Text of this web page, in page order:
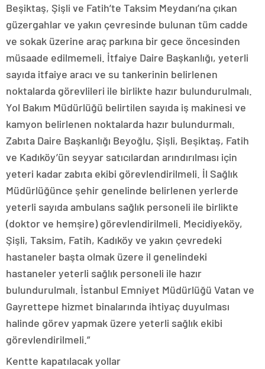
Beşiktaş, Şişli ve Fatih’te Taksim Meydanı’na çıkan
güzergahlar ve yakın çevresinde bulunan tüm cadde
ve sokak üzerine araç parkına bir gece öncesinden
müsaade edilmemeli. İtfaiye Daire Başkanlığı, yeterli
sayıda itfaiye aracı ve su tankerinin belirlenen
noktalarda görevlileri ile birlikte hazır bulundurulmalı.
Yol Bakım Müdürlüğü belirtilen sayıda iş makinesi ve
kamyon belirlenen noktalarda hazır bulundurmalı.
Zabıta Daire Başkanlığı Beyoğlu, Şişli, Beşiktaş, Fatih
ve Kadıköy’ün seyyar satıcılardan arındırılması için
yeteri kadar zabıta ekibi görevlendirilmeli. İl Sağlık
Müdürlüğünce şehir genelinde belirlenen yerlerde
yeterli sayıda ambulans sağlık personeli ile birlikte
(doktor ve hemşire) görevlendirilmeli. Mecidiyeköy,
Şişli, Taksim, Fatih, Kadıköy ve yakın çevredeki
hastaneler başta olmak üzere il genelindeki
hastaneler yeterli sağlık personeli ile hazır
bulundurulmalı. İstanbul Emniyet Müdürlüğü Vatan ve
Gayrettepe hizmet binalarında ihtiyaç duyulması
halinde görev yapmak üzere yeterli sağlık ekibi
görevlendirilmeli.”
Kentte kapatılacak yollar